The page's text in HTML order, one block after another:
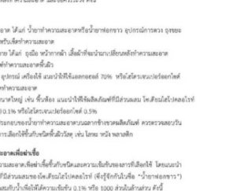
เทศบาลตำบลปัว ประจำปีงบประมาณ 2561
Hotel & Cafe’ @Pua